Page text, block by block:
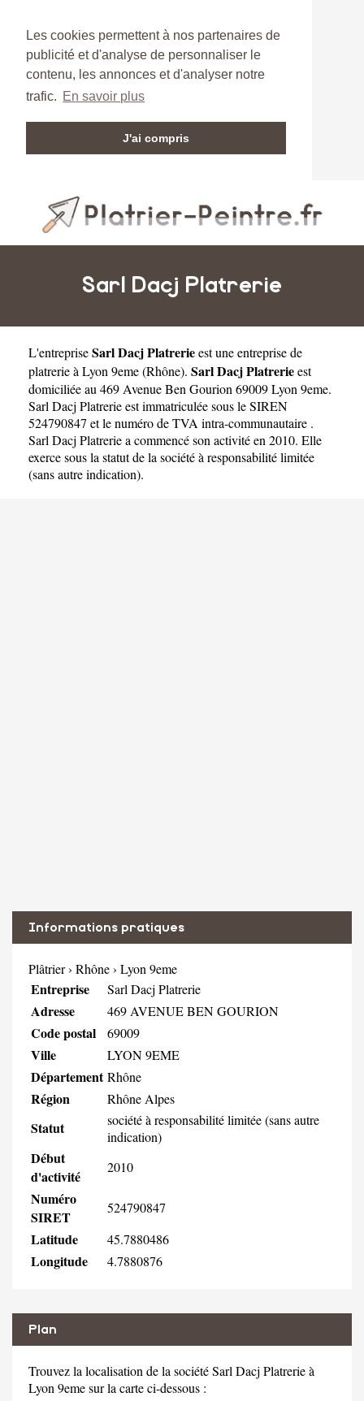
Les cookies permettent à nos partenaires de
publicité et d'analyse de personnaliser le
contenu, les annonces et d'analyser notre
trafic. En savoir plus
J'ai compris
Sarl Dacj Platrerie
L'entrepriseSarl Dacj Platrerieest uneentreprise de
platrerie à Lyon 9eme(Rhône). Sarl Dacj Platrerieest
domiciliée au 469 Avenue Ben Gourion 69009 Lyon 9eme.
Sarl Dacj Platrerie est immatriculée sous le SIREN
524790847 et le numéro de TVA intra-communautaire .
Sarl Dacj Platrerie a commencé son activité en 2010. Elle
exerce sous la statut de la société à responsabilité limitée
(sans autre indication).
Informations pratiques
Plâtrier› Rhône› Lyon 9eme
Entreprise Sarl Dacj Platrerie
Adresse 469 AVENUE BEN GOURION
Code postal 69009
Ville LYON 9EME
Département Rhône
Région Rhône Alpes
Statut
société à responsabilité limitée (sans autre
indication)
Début
d'activité
2010
Numéro
SIRET
524790847
Latitude 45.7880486
Longitude 4.7880876
Plan
Trouvez la localisation de la société Sarl Dacj Platrerie à
Lyon 9eme sur la carte ci-dessous :